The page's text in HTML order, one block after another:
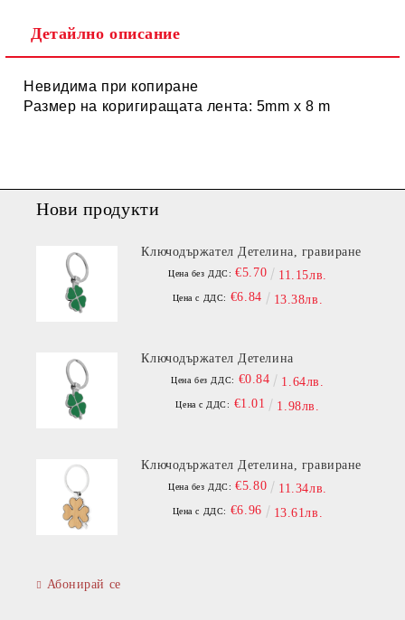
Детайлно описание
Невидима при копиране
Размер на коригиращата лента: 5mm x 8 m
Нови продукти
Ключодържател Детелина, гравиране
Цена без ДДС: €5.70 11.15лв.
Цена с ДДС: €6.84 13.38лв.
Ключодържател Детелина
Цена без ДДС: €0.84 1.64лв.
Цена с ДДС: €1.01 1.98лв.
Ключодържател Детелина, гравиране
Цена без ДДС: €5.80 11.34лв.
Цена с ДДС: €6.96 13.61лв.
Абонирай се